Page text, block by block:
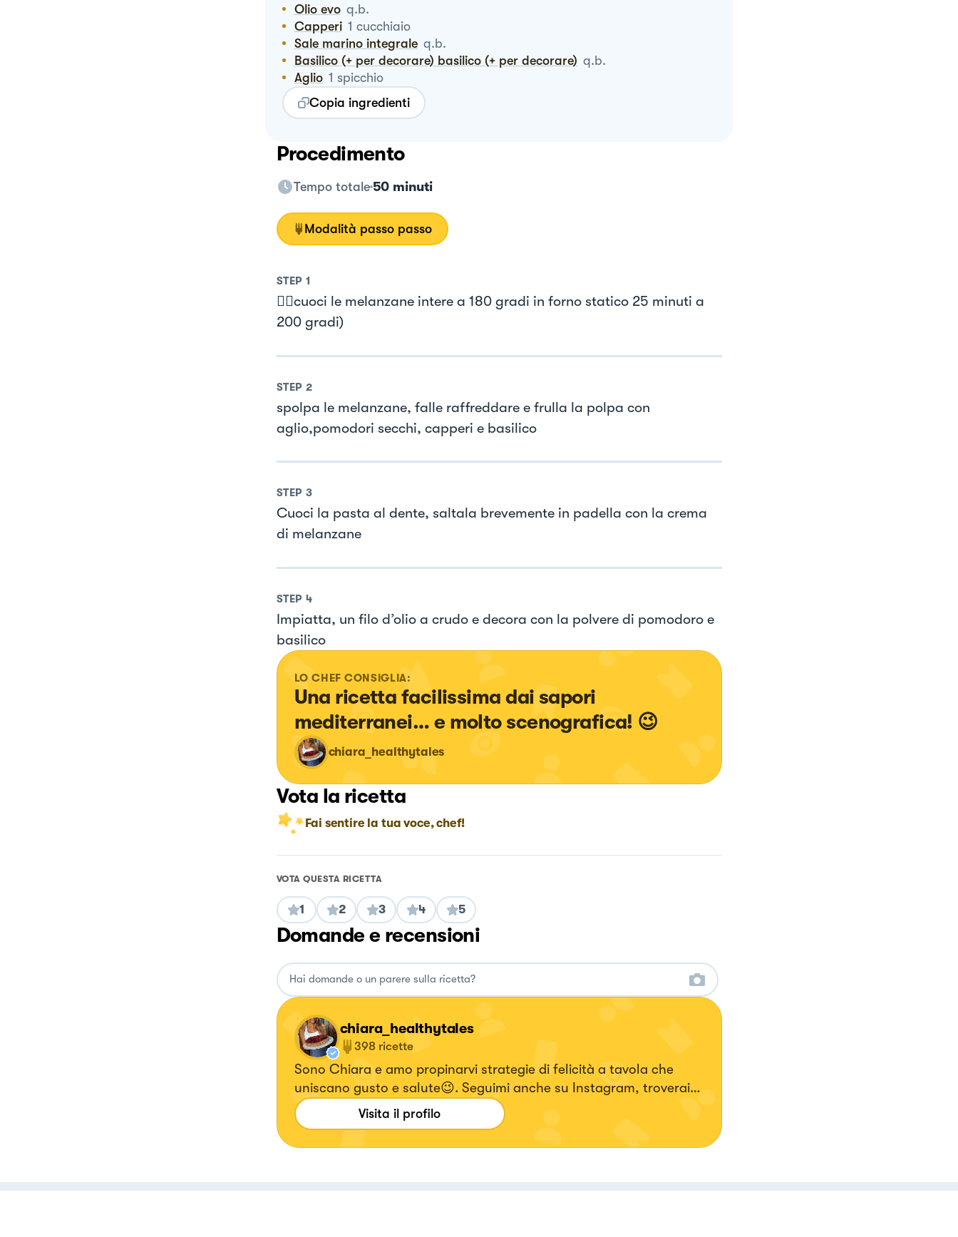
Olio evo q.b.
Capperi 1 cucchiaio
Sale marino integrale q.b.
Basilico (+ per decorare) basilico (+ per decorare) q.b.
Aglio 1 spicchio
Copia ingredienti
Procedimento
Tempo totale 50 minuti
Modalità passo passo
STEP 1
👉🏻cuoci le melanzane intere a 180 gradi in forno statico 25 minuti a
200 gradi)
STEP 2
spolpa le melanzane, falle raffreddare e frulla la polpa con
aglio,pomodori secchi, capperi e basilico
STEP 3
Cuoci la pasta al dente, saltala brevemente in padella con la crema
di melanzane
STEP 4
Impiatta, un filo d’olio a crudo e decora con la polvere di pomodoro e
basilico
LO CHEF CONSIGLIA:
Una ricetta facilissima dai sapori
mediterranei… e molto scenografica! 😉
chiara_healthytales
Vota la ricetta
Fai sentire la tua voce, chef!
VOTA QUESTA RICETTA
1 2 3 4 5
Domande e recensioni
chiara_healthytales
398 ricette
Sono Chiara e amo propinarvi strategie di felicità a tavola che
uniscano gusto e salute😉. Seguimi anche su Instagram, troverai
tutti i video delle ricette 🥰! 👉🏻ig : chiara_healthytales
Visita il profilo